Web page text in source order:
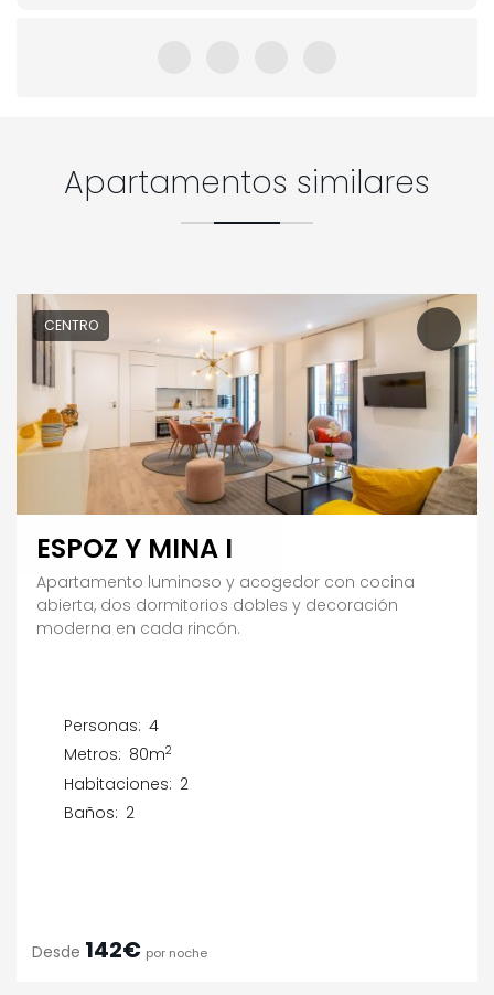
Apartamentos similares
CENTRO
ESPOZ Y MINA I
Apartamento luminoso y acogedor con cocina
abierta, dos dormitorios dobles y decoración
moderna en cada rincón.
Personas: 4
Metros: 80m2
Habitaciones: 2
Baños: 2
Desde 142€ por noche